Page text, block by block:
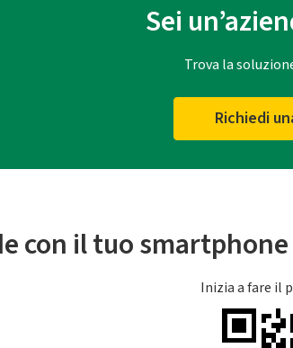
Sei
Trova la
Richiedi
con il tuo
Inizia a fare il